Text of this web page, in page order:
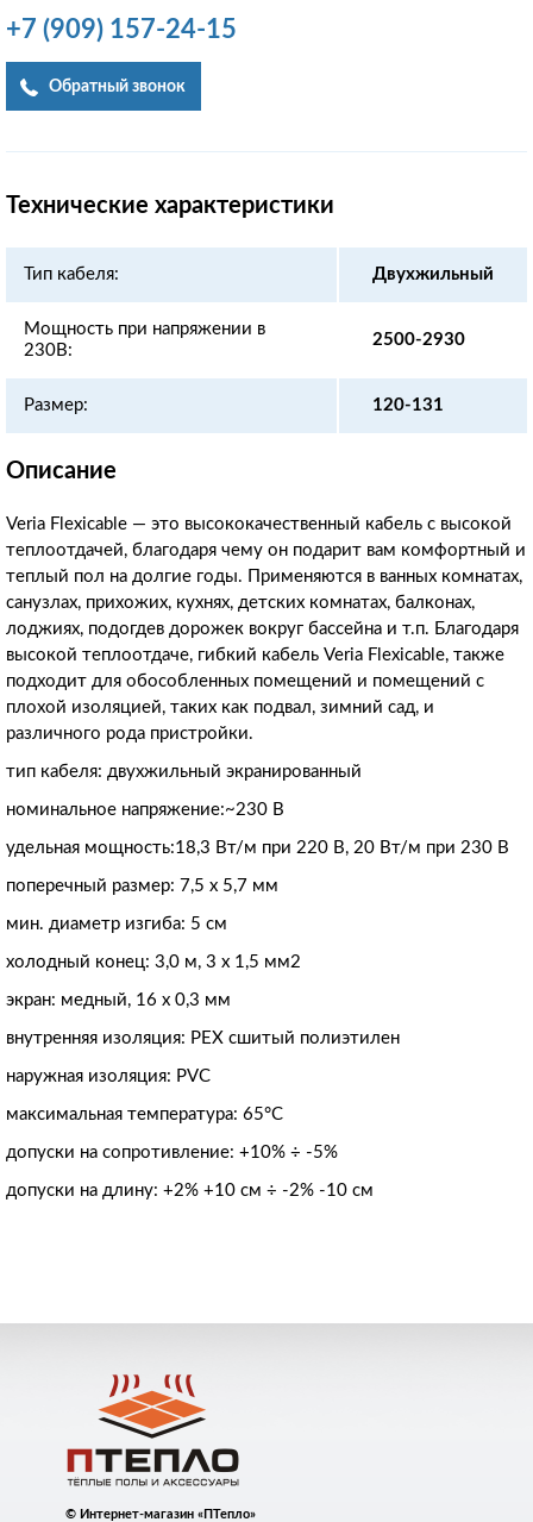
+7 (909) 157-24-15
Обратный звонок
Технические характеристики
Тип кабеля: Двухжильный
Мощность при напряжении в
230В:
2500-2930
Размер: 120-131
Описание
Veria Flexicable — это высококачественный кабель с высокой
теплоотдачей, благодаря чему он подарит вам комфортный и
теплый пол на долгие годы. Применяются в ванных комнатах,
санузлах, прихожих, кухнях, детских комнатах, балконах,
лоджиях, подогдев дорожек вокруг бассейна и т.п. Благодаря
высокой теплоотдаче, гибкий кабель Veria Flexicable, также
подходит для обособленных помещений и помещений с
плохой изоляцией, таких как подвал, зимний сад, и
различного рода пристройки.
тип кабеля: двухжильный экранированный
номинальное напряжение:~230 В
удельная мощность:18,3 Вт/м при 220 В, 20 Вт/м при 230 В
поперечный размер: 7,5 х 5,7 мм
мин. диаметр изгиба: 5 см
холодный конец: 3,0 м, 3 х 1,5 мм2
экран: медный, 16 х 0,3 мм
внутренняя изоляция: РЕХ сшитый полиэтилен
наружная изоляция: PVC
максимальная температура: 65°C
допуски на сопротивление: +10% ÷ -5%
допуски на длину: +2% +10 см ÷ -2% -10 см
© Интернет-магазин «ПТепло»